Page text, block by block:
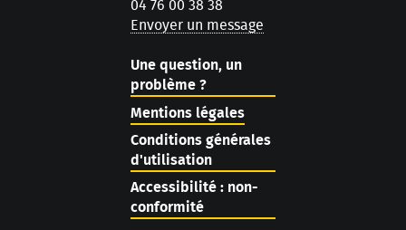
04 76 00 38 38
Envoyer un message
Une question, un
problème ?
Mentions légales
Conditions générales
d'utilisation
Accessibilité : non-
conformité